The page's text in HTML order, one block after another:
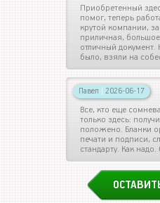
Приобретенный
помог, теперь
крутой компании,
приличная,
отличный
было, взяли на
Павел | 2026-06-17
Все, кто еще
только здесь:
положено. Бланки
печати и подписи,
стандарту. Как